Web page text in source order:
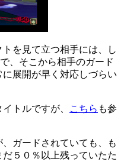
を見て立つ相手には、し
、そこから相手のガード
展開が早く対応しづらい
トルですが、 こちら も参
ガードされていても、も
５０％以上残っていたた